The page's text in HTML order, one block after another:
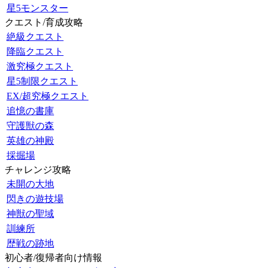
星5モンスター
クエスト/育成攻略
絶級クエスト
降臨クエスト
激究極クエスト
星5制限クエスト
EX/超究極クエスト
追憶の書庫
守護獣の森
英雄の神殿
採掘場
チャレンジ攻略
未開の大地
閃きの遊技場
神獣の聖域
訓練所
歴戦の跡地
初心者/復帰者向け情報